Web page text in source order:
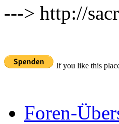
---> http://
If you like this
Foren-